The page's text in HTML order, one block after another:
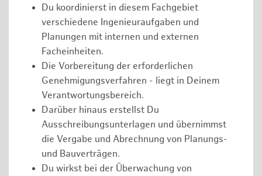
Du koordinierst in diesem Fachgebiet
verschiedene Ingenieuraufgaben und
Planungen mit internen und externen
Facheinheiten.
Die Vorbereitung der erforderlichen
Genehmigungsverfahren - liegt in Deinem
Verantwortungsbereich.
Darüber hinaus erstellst Du
Ausschreibungsunterlagen und übernimmst
die Vergabe und Abrechnung von Planungs-
und Bauverträgen.
Du wirkst bei der Überwachung von